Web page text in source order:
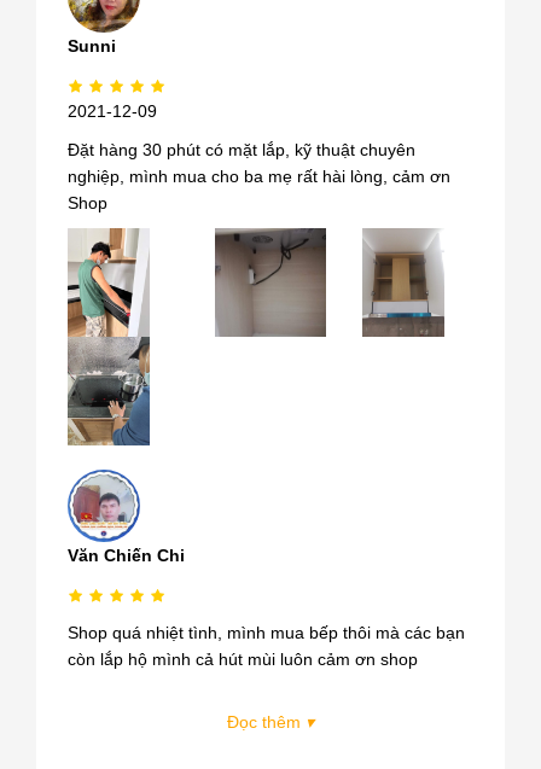
Sunni
2021-12-09
Đặt hàng 30 phút có mặt lắp, kỹ thuật chuyên
nghiệp, mình mua cho ba mẹ rất hài lòng, cảm ơn
Shop
Văn Chiến Chi
Shop quá nhiệt tình, mình mua bếp thôi mà các bạn
còn lắp hộ mình cả hút mùi luôn cảm ơn shop
Đọc thêm ▾